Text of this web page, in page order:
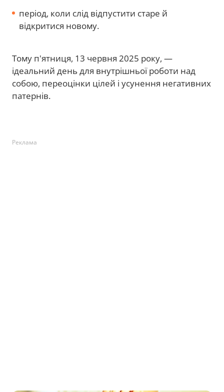
період, коли слід відпустити старе й
відкритися новому.
Тому п'ятниця, 13 червня 2025 року, —
ідеальний день для внутрішньої роботи над
собою, переоцінки цілей і усунення негативних
патернів.
Реклама